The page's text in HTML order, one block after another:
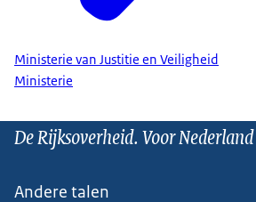
Ministerie van Justitie en Veiligheid
Ministerie
De Rijksoverheid. Voor Nederland
Andere talen